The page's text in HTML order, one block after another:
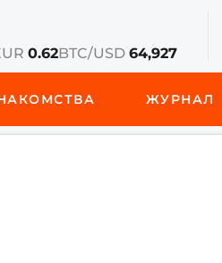
0.62BTC/USD 64,927
ЖУРНАЛ